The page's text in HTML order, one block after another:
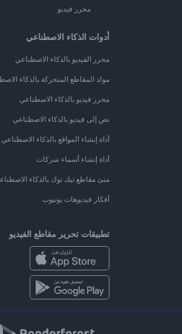
محرر فيديو
أدوات الذكاء الاصطناعي
محرر الفيديو بالذكاء الاصطناعي
مولد المقاطع المتحركة بالذكاء
محرر فيديو بالذكاء الاصطناعي
نص إلى فيديو بالذكاء الاصطناعي
أداة إنشاء المواقع بالذكاء الاصطناعي
أداة إنشاء أسماء شركات
منئ مقاطع تيك توك بالذكاء
أفكار فيديوهات يوتيوب
تطبيقات تحرير مقاطع الفيديو